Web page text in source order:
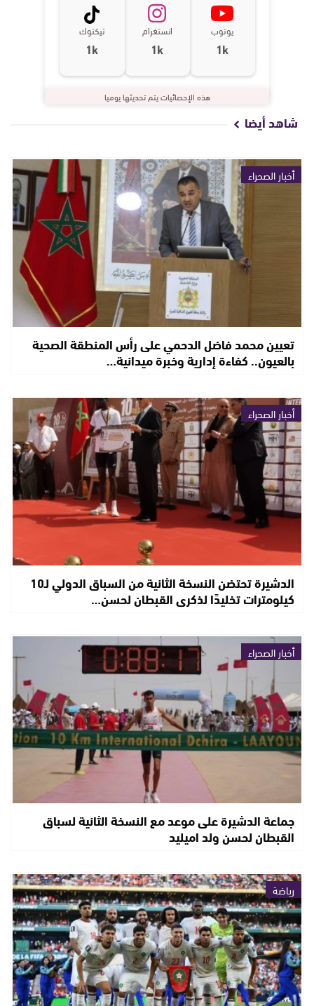
يوتوب
1k
انستغرام
1k
تيكتوك
1k
هذه الإحصائيات يتم تحديثها يوميا
شاهد أيضا
أخبار الصحراء
تعيين محمد فاضل الدحمي على رأس المنطقة الصحية
بالعيون.. كفاءة إدارية وخبرة ميدانية…
أخبار الصحراء
الدشيرة تحتضن النسخة الثانية من السباق الدولي لـ10
كيلومترات تخليدًا لذكرى القبطان لحسن…
أخبار الصحراء
جماعة الدشيرة على موعد مع النسخة الثانية لسباق
القبطان لحسن ولد اميليد
رياضة